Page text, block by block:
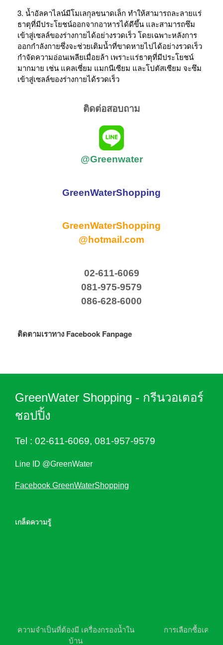
3. น้ำอัลคาไลน์มีโมเลกุลขนาดเล็ก ทำให้สามารถละลายแร่
ธาตุที่มีประโยชน์ออกจากอาหารได้ดีขึ้น และสามารถซึม
เข้าสู่เซลล์ของร่างกายได้อย่างรวดเร็ว โดยเฉพาะหลังการ
ออกกำลังกายซึ่งจะช่วยเติมน้ำที่ขาดหายไปได้อย่างรวดเร็ว
กำจัดความอ่อนเพลียเมื่อยล้า เพราะแร่ธาตุที่มีประโยชน์
มากมาย เช่น แคลเซี่ยม แมกนีเซียม และโปตัสเซียม จะซึม
เข้าสู่เซลล์ของร่างกายได้รวดเร็ว
ติดต่อสอบถาม
@Greenwater
GreenWaterShopping
GreenWaterShopping
@hotmail.com
02-611-6069
081-975-9579
086-628-6000
ติดตามเราทาง Facebook Fanpage
GreenWater Shopping - กรีนวอเตอร์
ชอปปิ้ง
Tel : 02-611-6069, 081-957-9579
Line ID @GreenWater
Facebook GreenWaterShopping
เกล็ดความรู้
ความจำเป็นที่ต้องมี เครื่องกรองน้ำใน
บ้าน
การเลือกซื้อเครื่อ